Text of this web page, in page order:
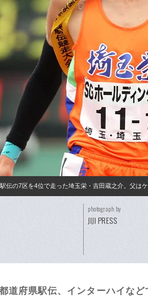
伝の7区を4位で走った埼玉栄・吉田蔵之介。父は
photograph by
JIJI PRESS
道府県駅伝、インターハイなど